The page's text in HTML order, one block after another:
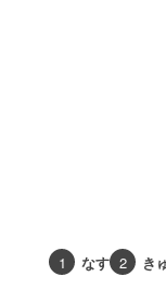
1 なす 2 き